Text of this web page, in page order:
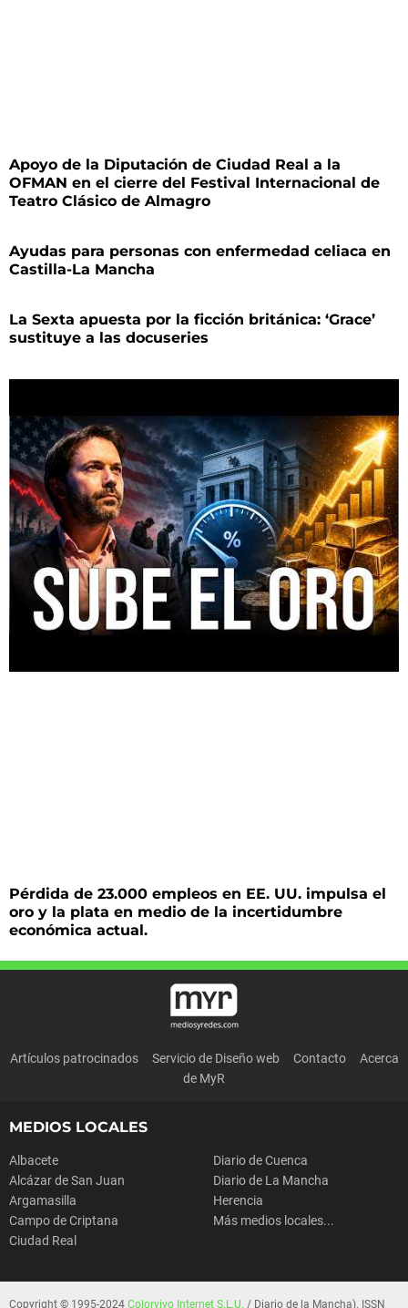
Apoyo de la Diputación de Ciudad Real a la
OFMAN en el cierre del Festival Internacional de
Teatro Clásico de Almagro
Ayudas para personas con enfermedad celiaca en
Castilla-La Mancha
La Sexta apuesta por la ficción británica: ‘Grace’
sustituye a las docuseries
Pérdida de 23.000 empleos en EE. UU. impulsa el
oro y la plata en medio de la incertidumbre
económica actual.
Artículos patrocinados Servicio de Diseño web Contacto
Acerca
de MyR
MEDIOS LOCALES
Albacete
Alcázar de San Juan
Argamasilla
Campo de Criptana
Ciudad Real
Diario de Cuenca
Diario de La Mancha
Herencia
Más medios locales...
Copyright © 1995-2024 Colorvivo Internet S.L.U. / Diario de la Mancha). ISSN